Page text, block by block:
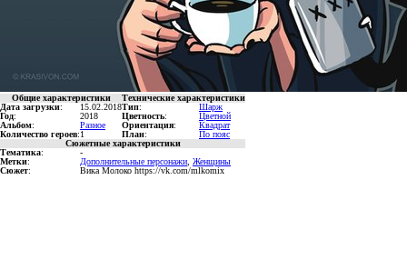
Общие характеристики
Технические характеристики
Дата загрузки: 15.02.2018Тип:
Шарж
Год: 2018 Цветность:
Цветной
Альбом: Разное Ориентация:
Квадрат
Количество героев:1 План:
По пояс
Сюжетные характеристики
Тематика:
-
Метки: Дополнительные персонажи Женщины
Сюжет: Вика Молоко https://vk.com/mlkomix